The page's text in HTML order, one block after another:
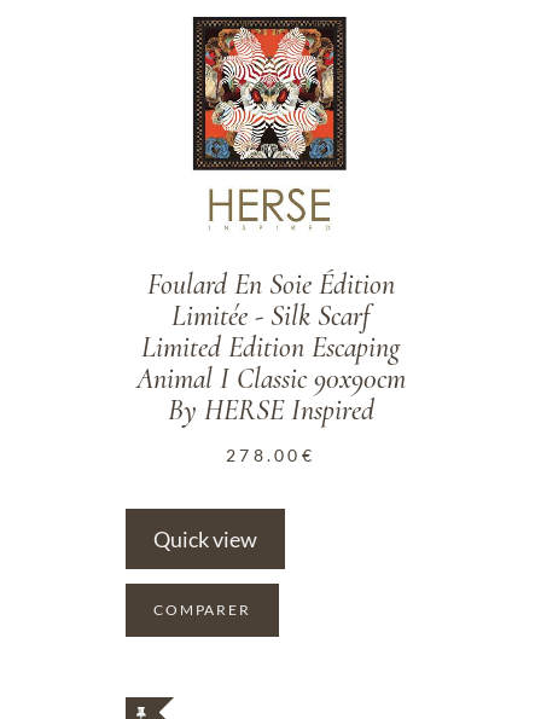
Foulard En Soie Édition
Limitée - Silk Scarf
Limited Edition Escaping
Animal I Classic 90x90cm
By HERSE Inspired
278.00 €
Quick view
COMPARER